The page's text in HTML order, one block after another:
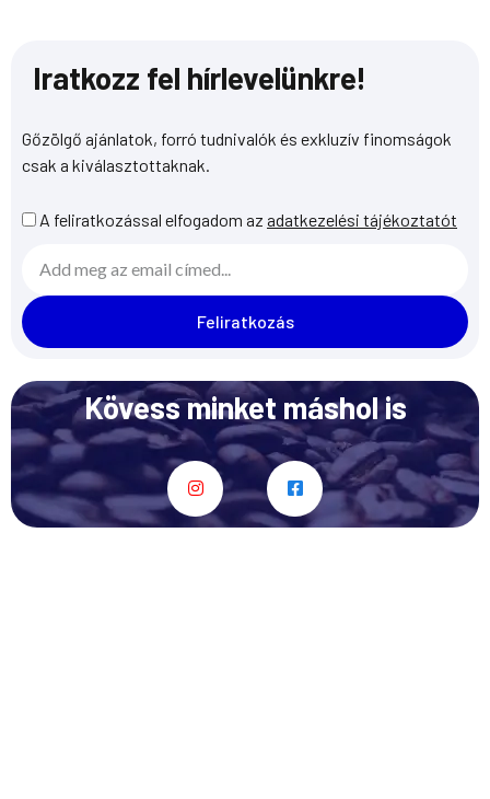
Iratkozz fel hírlevelünkre!
Gőzölgő ajánlatok, forró tudnivalók és exkluzív finomságok
csak a kiválasztottaknak.
A feliratkozással elfogadom az adatkezelési tájékoztatót
a
i
Feliratkozás
Kövess minket máshol is
n
t
F
a
e